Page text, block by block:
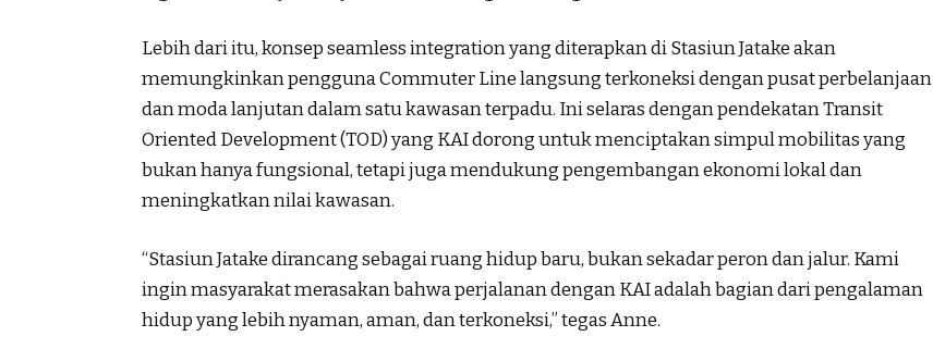
Lebih dari itu, konsep seamless integration yang diterapkan di Stasiun Jatake akan
memungkinkan pengguna Commuter Line langsung terkoneksi dengan pusat perbelanjaan
dan moda lanjutan dalam satu kawasan terpadu. Ini selaras dengan pendekatan Transit
Oriented Development (TOD) yang KAI dorong untuk menciptakan simpul mobilitas yang
bukan hanya fungsional, tetapi juga mendukung pengembangan ekonomi lokal dan
meningkatkan nilai kawasan.
“Stasiun Jatake dirancang sebagai ruang hidup baru, bukan sekadar peron dan jalur. Kami
ingin masyarakat merasakan bahwa perjalanan dengan KAI adalah bagian dari pengalaman
hidup yang lebih nyaman, aman, dan terkoneksi,” tegas Anne.